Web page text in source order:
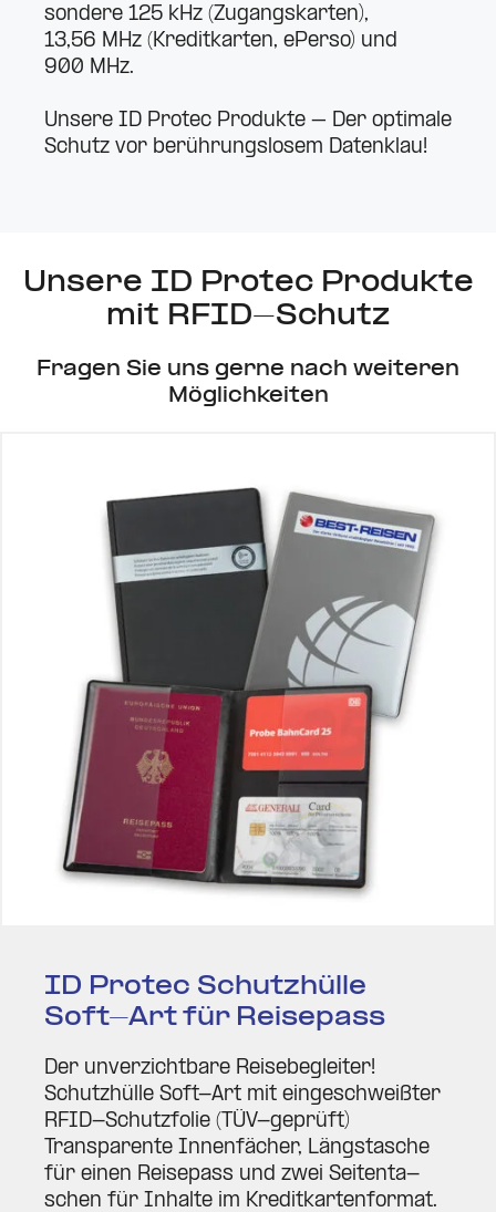
sondere 125 kHz (Zugangs­karten),
13,56 MHz (Kre­dit­karten, ePerso) und
900 MHz.
Unsere ID Protec Pro­dukte – Der optimale
Schutz vor berüh­rungs­losem Datenklau!
Unsere ID Protec Pro­dukte
mit RFID-Schutz
Fragen Sie uns gerne nach wei­teren
Mög­lich­keiten
ID Protec Schutz­hülle
Soft-Art für Rei­sepass
Der unver­zichtbare Rei­se­be­gleiter!
Schutz­hülle Soft-Art mit ein­ge­schweißter
RFID-Schutz­folie (TÜV-geprüft)
Trans­pa­rente Innen­fächer, Längs­tasche
für einen Rei­sepass und zwei Sei­ten­ta­
schen für Inhalte im Kre­dit­kar­ten­format.